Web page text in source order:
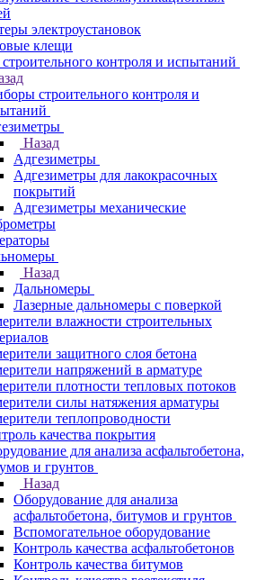
электроустановок
клещи
контроля и испытаний
строительного контроля и
Назад
Адгезиметры
Адгезиметры для лакокрасочных
покрытий
Адгезиметры механические
Назад
Дальномеры
Лазерные дальномеры с поверкой
влажности строительных
защитного слоя бетона
напряжений в арматуре
плотности тепловых потоков
силы натяжения арматуры
теплопроводности
качества покрытия
для анализа асфальтобетона,
и грунтов
Назад
Оборудование для анализа
асфальтобетона, битумов и грунтов
Вспомогательное оборудование
Контроль качества асфальтобетонов
Контроль качества битумов